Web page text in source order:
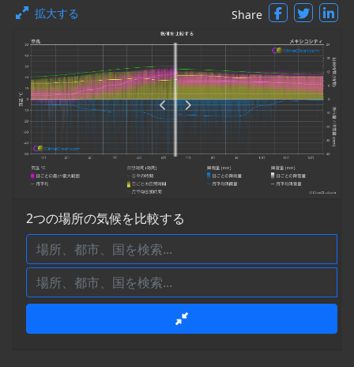
拡大する Share
2つの場所の気候を比較する